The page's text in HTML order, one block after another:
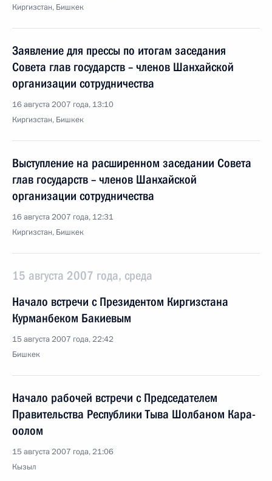
Киргизстан, Бишкек
Заявление для прессы по итогам заседания
Совета глав государств – членов Шанхайской
организации сотрудничества
16 августа 2007 года, 13:10
Киргизстан, Бишкек
Выступление на расширенном заседании Совета
глав государств – членов Шанхайской
организации сотрудничества
16 августа 2007 года, 12:31
Киргизстан, Бишкек
15 августа 2007 года, среда
Начало встречи с Президентом Киргизстана
Курманбеком Бакиевым
15 августа 2007 года, 22:42
Бишкек
Начало рабочей встречи с Председателем
Правительства Республики Тыва Шолбаном Кара-
оолом
15 августа 2007 года, 21:06
Кызыл